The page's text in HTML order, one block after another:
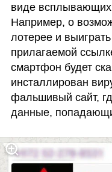
виде
Например, о
лотерее и
прилагаемой
смартфон будет
инсталлирован
фальшивый сайт,
данные,